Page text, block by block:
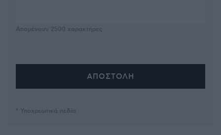
Απομένουν 2500 χαρακτήρες
* Υποχρεωτικά πεδία